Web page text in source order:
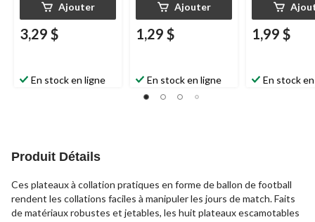
Ajouter
3,29 $
En stock en ligne
Ajouter
1,29 $
En stock en ligne
1,99 $
En stock
Produit Détails
Ces plateaux à collation pratiques en forme de ballon de football
rendent les collations faciles à manipuler les jours de match. Faits
de matériaux robustes et jetables, les huit plateaux escamotables